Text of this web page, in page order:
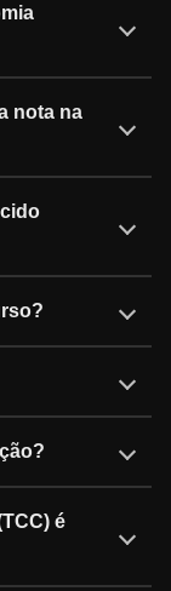
nota na
é